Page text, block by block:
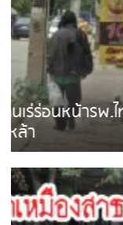
เดือนร้อน! ชา
บายพาสเสีย